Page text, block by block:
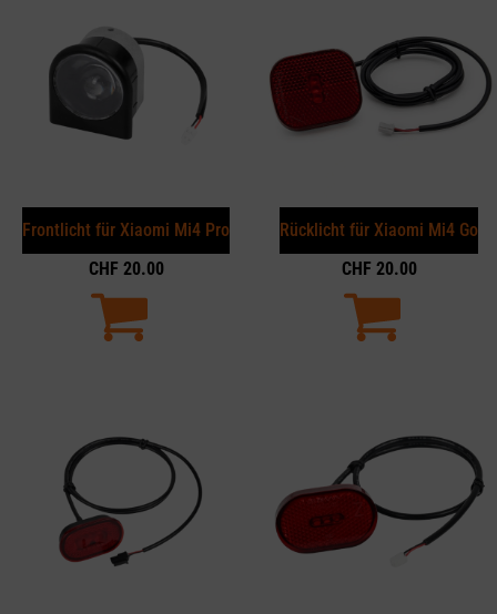
Frontlicht für Xiaomi Mi4 Pro
CHF 20.00
Rücklicht für Xiaomi Mi4 Go
CHF 20.00